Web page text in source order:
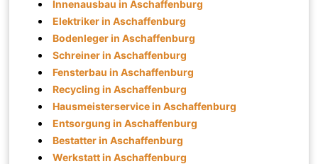
Innenausbau in Aschaffenburg
Elektriker in Aschaffenburg
Bodenleger in Aschaffenburg
Schreiner in Aschaffenburg
Fensterbau in Aschaffenburg
Recycling in Aschaffenburg
Hausmeisterservice in Aschaffenburg
Entsorgung in Aschaffenburg
Bestatter in Aschaffenburg
Werkstatt in Aschaffenburg